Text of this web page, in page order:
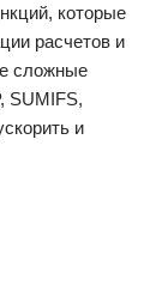
которые
расчетов и
сложные
SUMIFS,
и